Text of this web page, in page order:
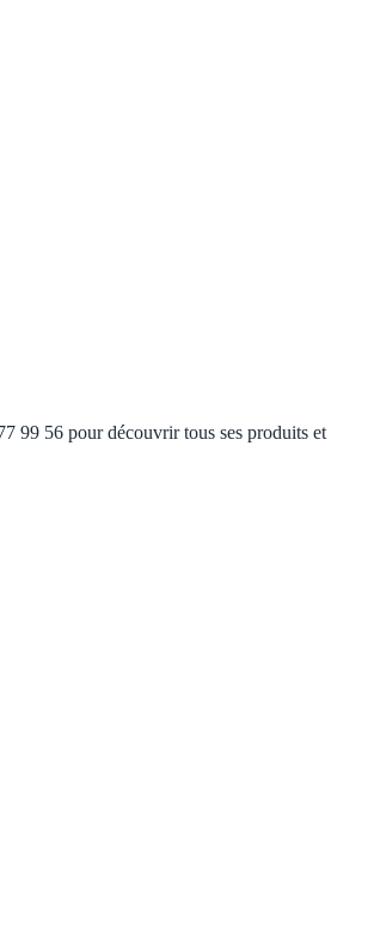
99 56 pour découvrir tous ses produits et